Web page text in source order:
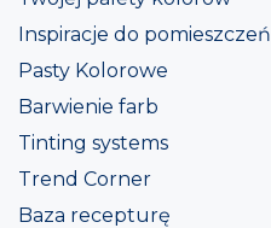
Inspiracje do pomieszczeń
Pasty Kolorowe
Barwienie farb
Tinting systems
Trend Corner
Baza recepturę